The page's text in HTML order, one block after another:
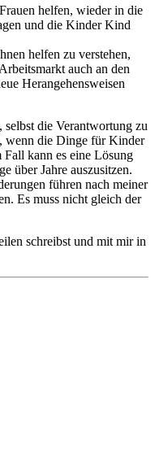
helfen, wieder in die
und die Kinder Kind
helfen zu verstehen,
auch an den
Herangehensweisen
die Verantwortung zu
wenn die Dinge für Kinder
Fall kann es eine Lösung
über Jahre auszusitzen.
führen nach meiner
Es muss nicht gleich der
schreibst und mit mir in